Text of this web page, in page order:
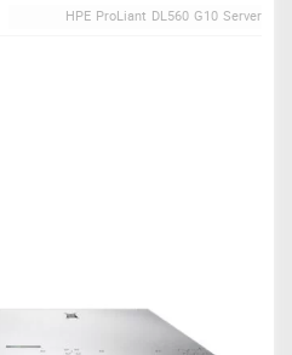
HPE ProLiant DL560 G10 Server